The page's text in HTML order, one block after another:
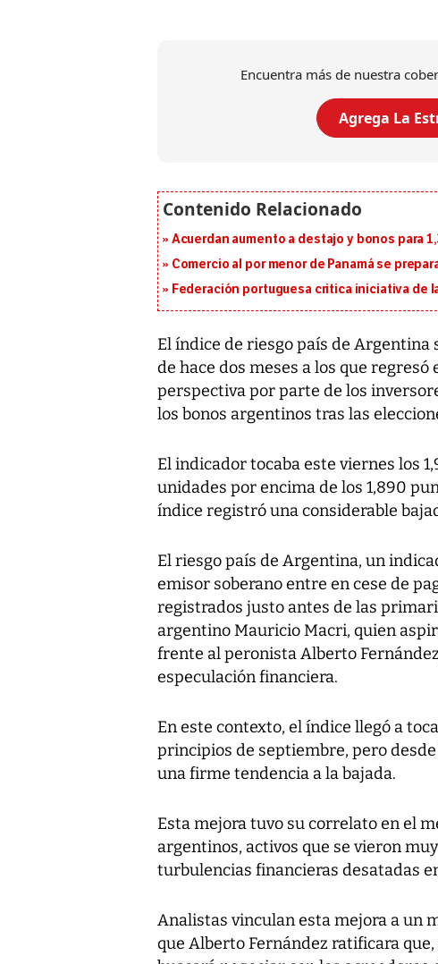
Encuentra más de nuestra
Agrega La
Acuerdan aumento a destajo y bonos para
Comercio al por menor de Panamá se
Federación portuguesa critica iniciativa de
El índice de riesgo país de Argentina
de hace dos meses a los que
perspectiva por parte de los
los bonos argentinos tras las
El indicador tocaba este viernes los
unidades por encima de los 1,890
índice registró una considerable
El riesgo país de Argentina, un
emisor soberano entre en cese de
registrados justo antes de las
argentino Mauricio Macri, quien
frente al peronista Alberto
especulación financiera.
En este contexto, el índice llegó a
principios de septiembre, pero
una firme tendencia a la bajada.
Esta mejora tuvo su correlato en el
argentinos, activos que se vieron
turbulencias financieras desatadas
Analistas vinculan esta mejora a un
que Alberto Fernández ratificara